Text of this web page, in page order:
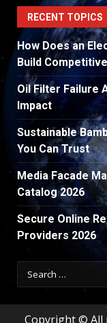
RECENT TOPICS
How Does an
Build
Oil Filter Failure
Impact
Sustainable
You Can Trust
Media Facade
Catalog 2026
Secure Online
Providers 2026
Search
for:
Copyright © All